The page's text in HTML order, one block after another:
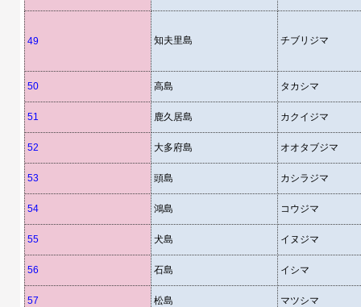
49 知夫里島 チブリジマ
50 高島 タカシマ
51 鹿久居島 カクイジマ
52 大多府島 オオタブジマ
53 頭島 カシラジマ
54 鴻島 コウジマ
55 犬島 イヌジマ
56 石島 イシマ
57 松島 マツシマ